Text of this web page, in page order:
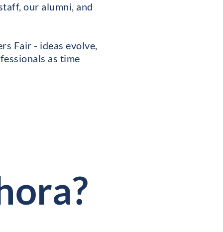
our alumni, and
Fair - ideas evolve,
as time